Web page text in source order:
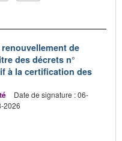
de
des décrets n°
à la certification des
Date de signature : 06-
2026